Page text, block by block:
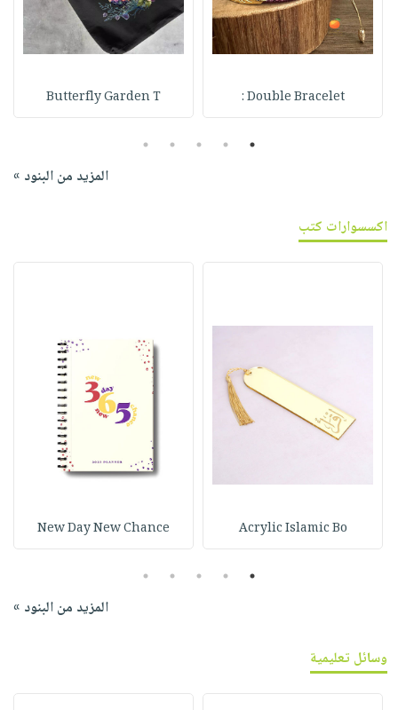
Double Bracelet :
Butterfly Garden T
1
2
3
4
5
المزيد من البنود »
اكسسوارات كتب
Acrylic Islamic Bo
New Day New Chance
1
2
3
4
5
المزيد من البنود »
وسائل تعليمية